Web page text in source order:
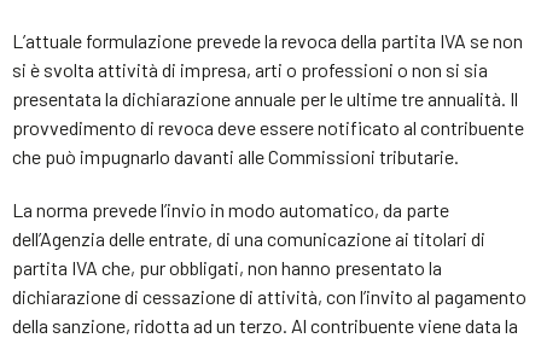
L’attuale formulazione prevede la revoca della partita IVA se non
si è svolta attività di impresa, arti o professioni o non si sia
presentata la dichiarazione annuale per le ultime tre annualità. Il
provvedimento di revoca deve essere notificato al contribuente
che può impugnarlo davanti alle Commissioni tributarie.
La norma prevede l’invio in modo automatico, da parte
dell’Agenzia delle entrate, di una comunicazione ai titolari di
partita IVA che, pur obbligati, non hanno presentato la
dichiarazione di cessazione di attività, con l’invito al pagamento
della sanzione, ridotta ad un terzo. Al contribuente viene data la